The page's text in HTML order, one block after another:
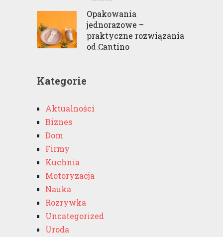
Opakowania
jednorazowe –
praktyczne rozwiązania
od Cantino
Kategorie
Aktualności
Biznes
Dom
Firmy
Kuchnia
Motoryzacja
Nauka
Rozrywka
Uncategorized
Uroda